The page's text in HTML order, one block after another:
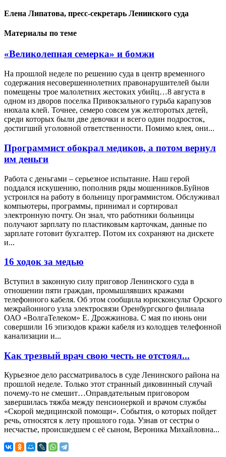
Елена Липатова, пресс-секретарь Ленинского суда
Материалы по теме
«Великолепная семерка» и бомжи
На прошлой неделе по решению суда в центр временного
содержания несовершеннолетних правонарушителей были
помещены трое малолетних жестоких убийц…8 августа в
одном из дворов поселка Привокзального гурьба карапузов
нюхала клей. Точнее, семеро совсем уж желторотых детей,
среди которых были две девочки и всего один подросток,
достигший уголовной ответственности. Помимо клея, они...
Программист обокрал медиков, а потом вернул
им деньги
Работа с деньгами – серьезное испытание. Наш герой
поддался искушению, пополнив ряды мошенников.Буйнов
устроился на работу в больницу программистом. Обслуживал
компьютеры, программы, принимал и сортировал
электронную почту. Он знал, что работники больницы
получают зарплату по пластиковым карточкам, данные по
зарплате готовит бухгалтер. Потом их сохраняют на дискете
и...
16 ходок за медью
Вступил в законную силу приговор Ленинского суда в
отношении пяти граждан, промышлявших кражами
телефонного кабеля. Об этом сообщила юрисконсульт Орского
межрайонного узла электросвязи Оренбургского филиала
ОАО «ВолгаТелеком» Е. Дрожжинова. С мая по июнь они
совершили 16 эпизодов кражи кабеля из колодцев телефонной
канализации и...
Как трезвый врач свою честь не отстоял...
Курьезное дело рассматривалось в суде Ленинского района на
прошлой неделе. Только этот странный диковинный случай
почему-то не смешит…Оправдательным приговором
завершилась тяжба между пенсионеркой и врачом службы
«Скорой медицинской помощи». События, о которых пойдет
речь, относятся к лету прошлого года. Узнав от сестры о
несчастье, происшедшем с её сыном, Вероника Михайловна...